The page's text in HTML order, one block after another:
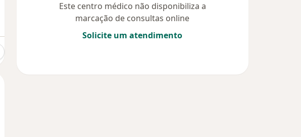
Este centro médico não disponibiliza a
marcação de consultas online
Solicite um atendimento